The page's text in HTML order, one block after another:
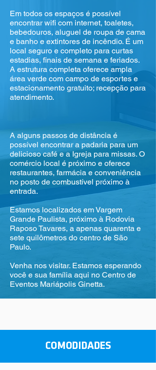
Em todos os espaços é possível
encontrar wifi com internet, toaletes,
bebedouros, aluguel de roupa de cama
e banho e extintores de incêndio. É um
local seguro e completo para curtas
estadias, finais de semana e feriados.
A estrutura completa oferece ampla
área verde com campo de esportes e
estacionamento gratuito; recepção para
atendimento.
A alguns passos de distância é
possível encontrar a padaria para um
delicioso café e a Igreja para missas. O
comércio local é próximo e oferece
restaurantes, farmácia e conveniência
no posto de combustível próximo à
entrada.
Estamos localizados em Vargem
Grande Paulista, próximo à Rodovia
Raposo Tavares, a apenas quarenta e
sete quilômetros do centro de São
Paulo.
Venha nos visitar. Estamos esperando
você e sua família aqui no Centro de
Eventos Mariápolis Ginetta.
COMODIDADES